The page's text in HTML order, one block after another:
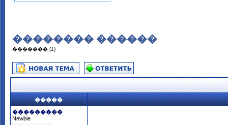
�������� ������
������� (1)
�����
���������
Newbie